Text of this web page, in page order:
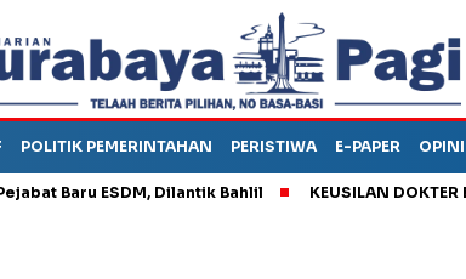
POLITIK PEMERINTAHAN PERISTIWA E-PAPER OPINI
Baru ESDM, Dilantik Bahlil KEUSILAN DOKTER